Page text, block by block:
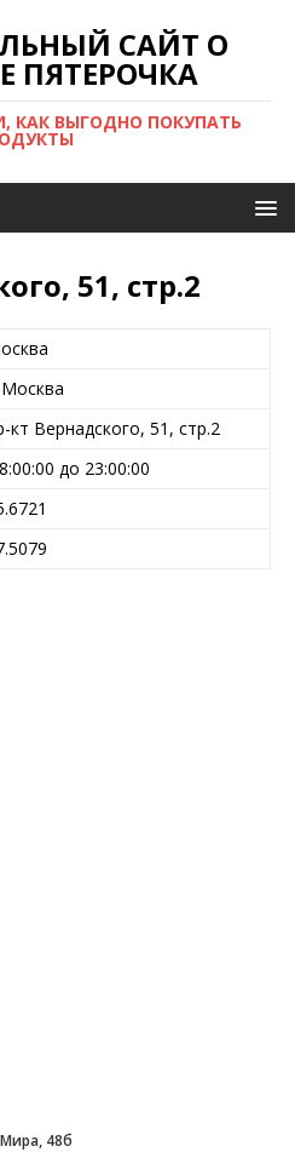
САЙТ О
ПЯТЕРОЧКА
КАК ВЫГОДНО ПОКУПАТЬ
51, стр.2
Москва
кт Вернадского, 51, стр.2
до 23:00:00
48б